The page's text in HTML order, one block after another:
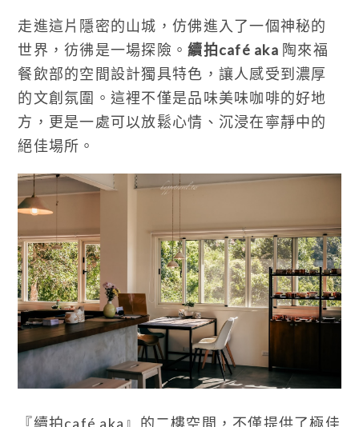
走進這片隱密的山城，仿佛進入了一個神秘的
世界，彷彿是一場探險。續拍café aka 陶來福
餐飲部的空間設計獨具特色，讓人感受到濃厚
的文創氛圍。這裡不僅是品味美味咖啡的好地
方，更是一處可以放鬆心情、沉浸在寧靜中的
絕佳場所。
『續拍café aka』的二樓空間，不僅提供了極佳